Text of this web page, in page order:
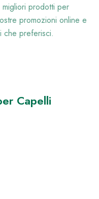
prodotti per
promozioni online e
che preferisci.
Capelli